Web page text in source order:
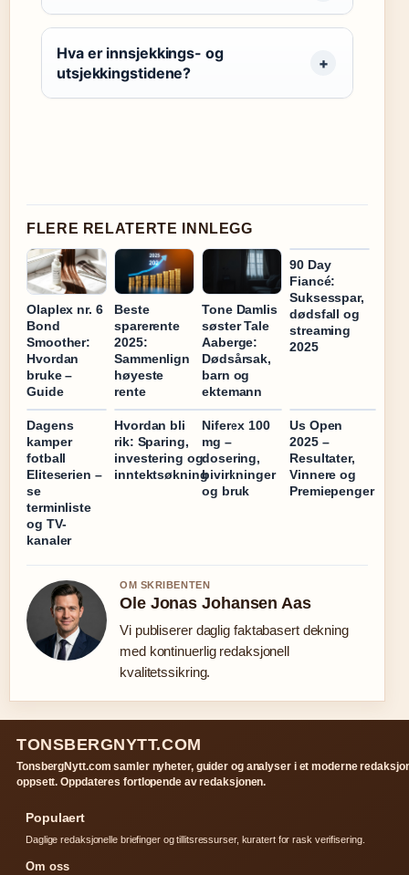
Hva er innsjekkings- og
utsjekkingstidene?
FLERE RELATERTE INNLEGG
Olaplex nr. 6
Bond
Smoother:
Hvordan
bruke –
Guide
Beste
sparerente
2025:
Sammenlign
høyeste
rente
Tone Damlis
søster Tale
Aaberge:
Dødsårsak,
barn og
ektemann
90 Day
Fiancé:
Suksesspar,
dødsfall og
streaming
2025
Dagens
kamper
fotball
Eliteserien –
se
terminliste
og TV-
kanaler
Hvordan bli
rik: Sparing,
investering og
inntektsøkning
Niferex 100
mg –
dosering,
bivirkninger
og bruk
Us Open
2025 –
Resultater,
Vinnere og
Premiepenger
OM SKRIBENTEN
Ole Jonas Johansen Aas
Vi publiserer daglig faktabasert dekning
med kontinuerlig redaksjonell
kvalitetssikring.
TONSBERGNYTT.COM
TonsbergNytt.com samler nyheter, guider og analyser i et moderne
oppsett. Oppdateres fortlopende av redaksjonen.
Populaert
Daglige redaksjonelle briefinger og tillitsressurser, kuratert for rask verifisering.
Om oss